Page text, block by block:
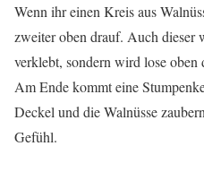
Wenn ihr einen Kreis aus
zweiter oben drauf. Auch dieser
verklebt, sondern wird lose oben
Am Ende kommt eine
Deckel und die Walnüsse
Gefühl.